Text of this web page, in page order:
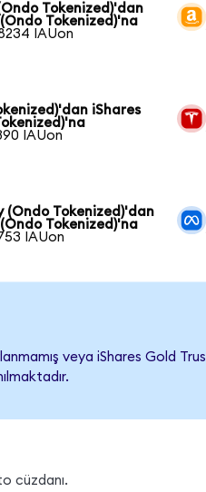
Tokenized)'dan
Tokenized)'na
IAUon
iShares
IAUon
(Ondo Tokenized)'dan
Tokenized)'na
IAUon
veya iShares Gold
cüzdanı.